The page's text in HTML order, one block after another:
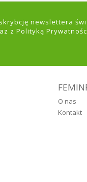
newslettera
z Polityką
O nas
Kontakt